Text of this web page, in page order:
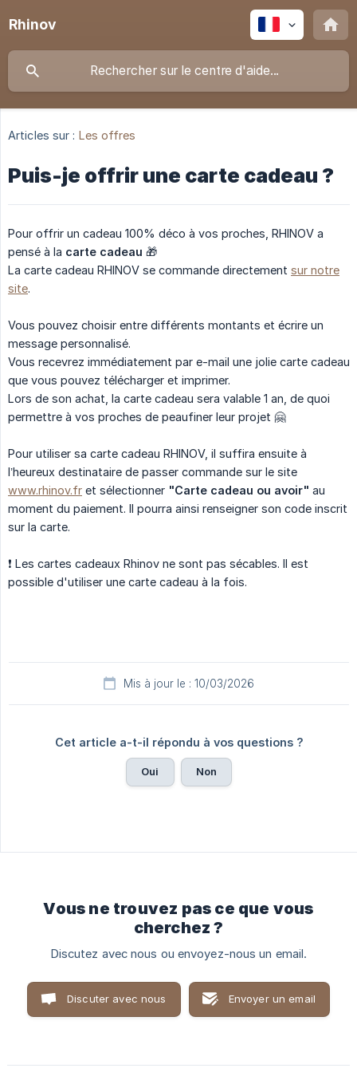
Rhinov
Articles sur : Les offres
Puis-je offrir une carte cadeau ?
Pour offrir un cadeau 100% déco à vos proches, RHINOV a
pensé à la carte cadeau 🎁
La carte cadeau RHINOV se commande directement sur notre
site.
Vous pouvez choisir entre différents montants et écrire un
message personnalisé.
Vous recevrez immédiatement par e-mail une jolie carte cadeau
que vous pouvez télécharger et imprimer.
Lors de son achat, la carte cadeau sera valable 1 an, de quoi
permettre à vos proches de peaufiner leur projet 🤗
Pour utiliser sa carte cadeau RHINOV, il suffira ensuite à
l’heureux destinataire de passer commande sur le site
www.rhinov.fr et sélectionner "Carte cadeau ou avoir" au
moment du paiement. Il pourra ainsi renseigner son code inscrit
sur la carte.
❗ Les cartes cadeaux Rhinov ne sont pas sécables. Il est
possible d'utiliser une carte cadeau à la fois.
Mis à jour le : 10/03/2026
Cet article a-t-il répondu à vos questions ?
Oui Non
Vous ne trouvez pas ce que vous
cherchez ?
Discutez avec nous ou envoyez-nous un email.
Discuter avec nous Envoyer un email